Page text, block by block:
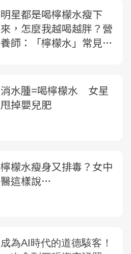
明星都是喝檸檬水瘦下
來，怎麼我越喝越胖？營
養師：「檸檬水」常見兩
消水腫=喝檸檬水 女星
甩掉嬰兒肥
檸檬水瘦身又排毒？女中
醫這樣說…